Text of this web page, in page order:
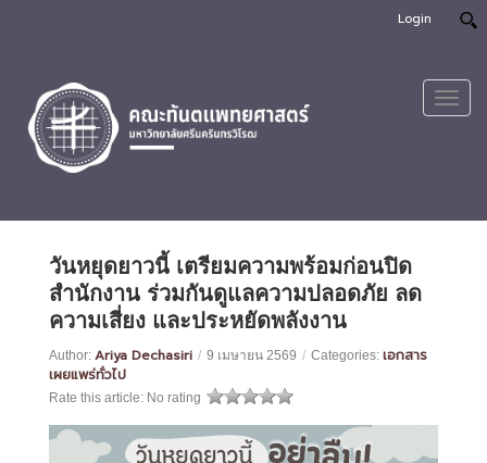
Login
วันหยุดยาวนี้ เตรียมความพร้อมก่อนปิด
สำนักงาน ร่วมกันดูแลความปลอดภัย ลด
ความเสี่ยง และประหยัดพลังงาน
Author: Ariya Dechasiri / 9 เมษายน 2569 / Categories: เอกสาร
เผยแพร่ทั่วไป
Rate this article: No rating